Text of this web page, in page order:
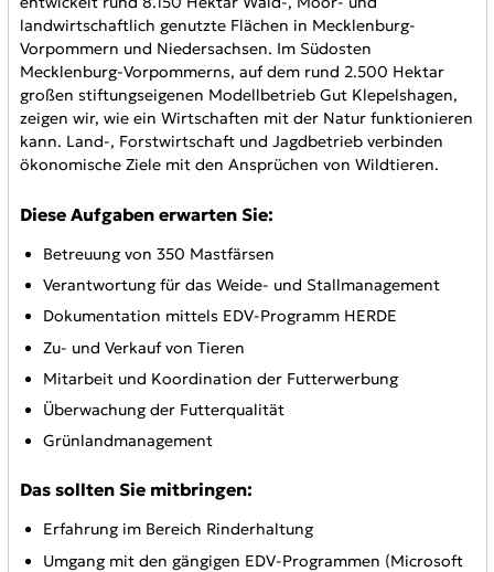
landwirtschaftlich genutzte Flächen in Mecklenburg-
Vorpommern und Niedersachsen. Im Südosten
Mecklenburg-Vorpommerns, auf dem rund 2.500 Hektar
großen stiftungseigenen Modellbetrieb Gut Klepelshagen,
zeigen wir, wie ein Wirtschaften mit der Natur funktionieren
kann. Land-, Forstwirtschaft und Jagdbetrieb verbinden
ökonomische Ziele mit den Ansprüchen von Wildtieren.
Diese Aufgaben erwarten Sie:
Betreuung von 350 Mastfärsen
Verantwortung für das Weide- und Stallmanagement
Dokumentation mittels EDV-Programm HERDE
Zu- und Verkauf von Tieren
Mitarbeit und Koordination der Futterwerbung
Überwachung der Futterqualität
Grünlandmanagement
Das sollten Sie mitbringen:
Erfahrung im Bereich Rinderhaltung
Umgang mit den gängigen EDV-Programmen (Microsoft